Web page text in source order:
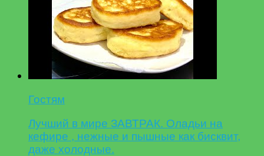
Гостям
Лучший в мире ЗАВТРАК. Оладьи на
кефире , нежные и пышные как бисквит,
даже холодные.